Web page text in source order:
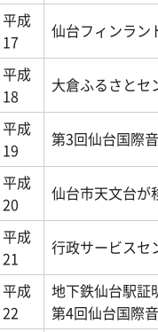
平成
17
仙台フィンラン
平成
18
大倉ふるさとセ
平成
19
第3回仙台国際
平成
20
仙台市天文台が
平成
21
行政サービスセ
平成
22
地下鉄仙台駅証
第4回仙台国際